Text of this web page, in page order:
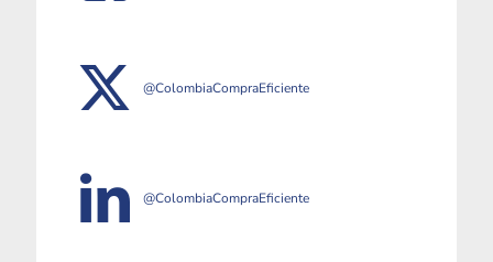
@ColombiaCompraEficiente
@ColombiaCompraEficiente